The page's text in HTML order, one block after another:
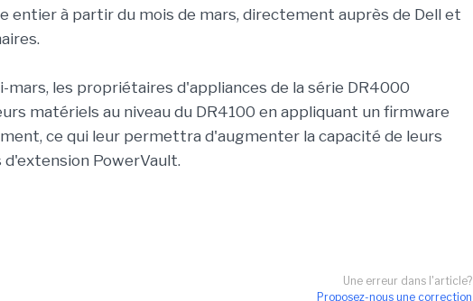
entier à partir du mois de mars, directement auprès de Dell et
mars, les propriétaires d'appliances de la série DR4000
matériels au niveau du DR4100 en appliquant un firmware
ce qui leur permettra d'augmenter la capacité de leurs
PowerVault.
Une erreur dans l'article?
Proposez-nous une correction